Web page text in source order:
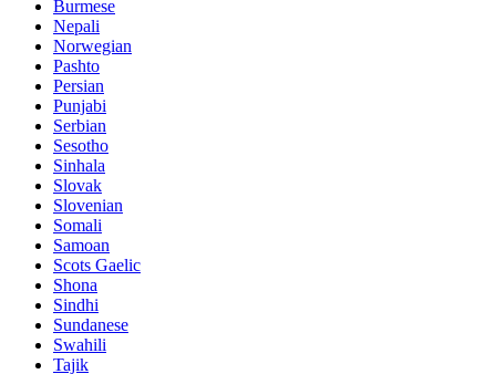
Burmese
Nepali
Norwegian
Pashto
Persian
Punjabi
Serbian
Sesotho
Sinhala
Slovak
Slovenian
Somali
Samoan
Scots Gaelic
Shona
Sindhi
Sundanese
Swahili
Tajik